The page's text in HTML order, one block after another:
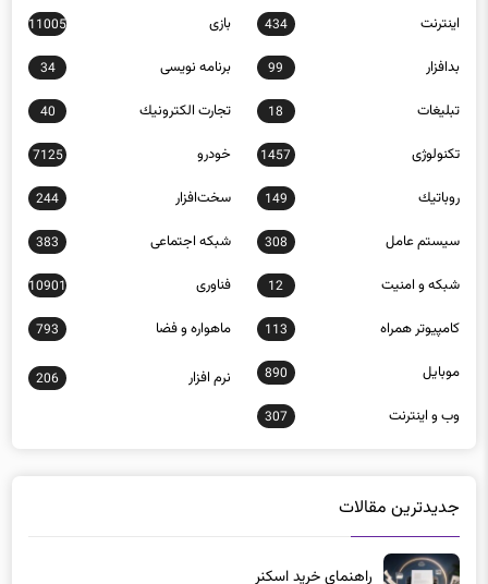
بدافزار 99 برنامه نويسی 34
تبلیغات 18 تجارت الكترونيك 40
تکنولوژی 1457 خودرو 7125
روباتيك 149 سخت‌افزار 244
سيستم عامل 308 شبكه اجتماعی 383
شبكه و امنيت 12 فناوری 10901
كامپيوتر همراه 113 ماهواره و فضا 793
موبايل 890
206
وب و اينترنت 307
راهنمای خرید اسکنر
1 هفته پیش